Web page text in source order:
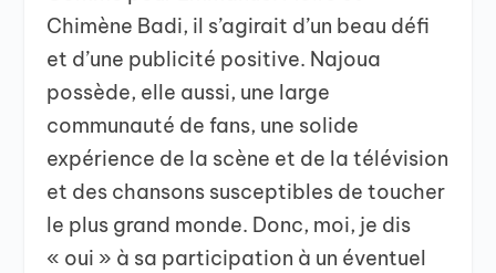
Chimène Badi, il s’agirait d’un beau défi
et d’une publicité positive. Najoua
possède, elle aussi, une large
communauté de fans, une solide
expérience de la scène et de la télévision
et des chansons susceptibles de toucher
le plus grand monde. Donc, moi, je dis
« oui » à sa participation à un éventuel